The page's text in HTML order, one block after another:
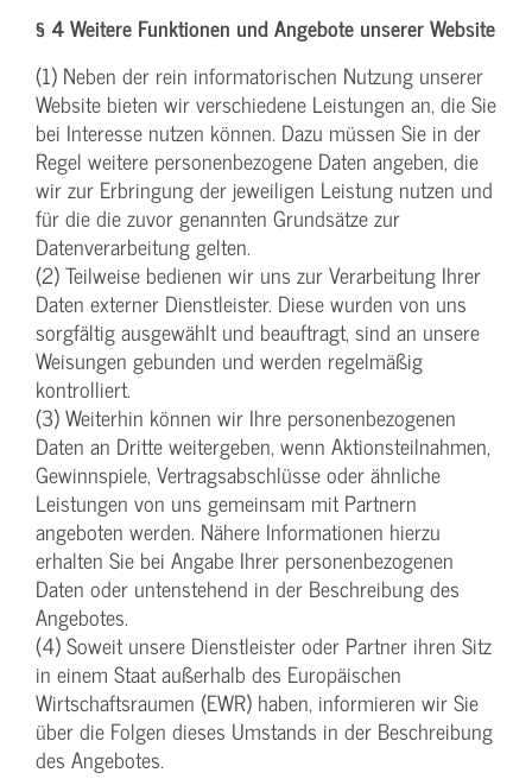
§ 4 Weitere Funktionen und Angebote unserer Website
(1) Neben der rein informatorischen Nutzung unserer
Website bieten wir verschiedene Leistungen an, die Sie
bei Interesse nutzen können. Dazu müssen Sie in der
Regel weitere personenbezogene Daten angeben, die
wir zur Erbringung der jeweiligen Leistung nutzen und
für die die zuvor genannten Grundsätze zur
Datenverarbeitung gelten.
(2) Teilweise bedienen wir uns zur Verarbeitung Ihrer
Daten externer Dienstleister. Diese wurden von uns
sorgfältig ausgewählt und beauftragt, sind an unsere
Weisungen gebunden und werden regelmäßig
kontrolliert.
(3) Weiterhin können wir Ihre personenbezogenen
Daten an Dritte weitergeben, wenn Aktionsteilnahmen,
Gewinnspiele, Vertragsabschlüsse oder ähnliche
Leistungen von uns gemeinsam mit Partnern
angeboten werden. Nähere Informationen hierzu
erhalten Sie bei Angabe Ihrer personenbezogenen
Daten oder untenstehend in der Beschreibung des
Angebotes.
(4) Soweit unsere Dienstleister oder Partner ihren Sitz
in einem Staat außerhalb des Europäischen
Wirtschaftsraumen (EWR) haben, informieren wir Sie
über die Folgen dieses Umstands in der Beschreibung
des Angebotes.